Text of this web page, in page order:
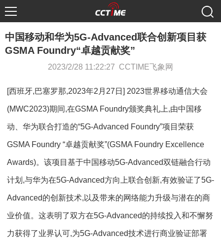
中国移动和华为5G-Advanced联合创新项目获
GSMA Foundry“卓越贡献奖”
2023/2/28 11:22:27 CCTIME飞象网
[西班牙,巴塞罗那,2023年2月27日] 2023世界移动通信大会
(MWC2023)期间,在GSMA Foundry颁奖典礼上,由中国移
动、华为联合打造的“5G-Advanced Foundry”项目荣获
GSMA Foundry “卓越贡献奖”(GSMA Foundry Excellence
Awards)。该项目基于中国移动5G-Advanced双链融合行动
计划,与华为在5G-Advanced方向上联合创新,有效验证了5G-
Advanced的创新技术,以及带来的网络能力升级与潜在的商
业价值。这表明了双方在5G-Advanced的持续投入和不懈努
力获得了业界认可,为5G-Advanced技术进行商业验证部署